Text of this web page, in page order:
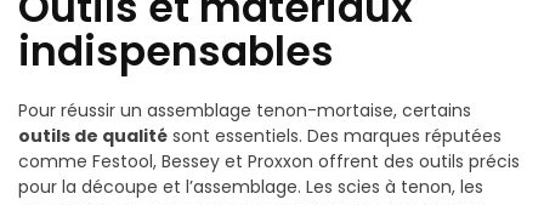
indispensables
Pour réussir un assemblage tenon-mortaise, certains
outils de qualité sont essentiels. Des marques réputées
comme Festool, Bessey et Proxxon offrent des outils précis
pour la découpe et l’assemblage. Les scies à tenon, les